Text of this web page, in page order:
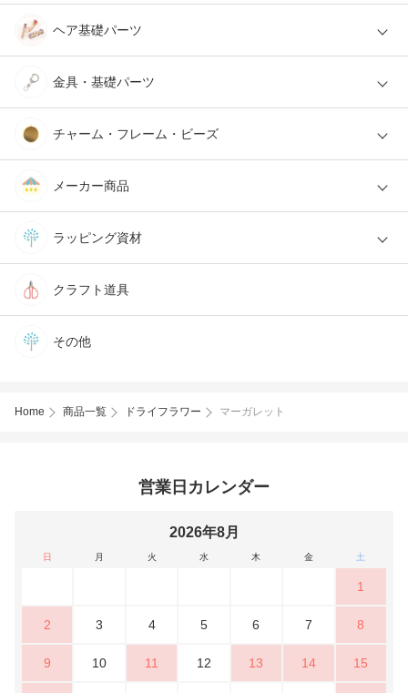
ヘア基礎パーツ
金具・基礎パーツ
チャーム・フレーム・ビーズ
メーカー商品
ラッピング資材
クラフト道具
その他
Home 商品一覧 ドライフラワー マーガレット
営業日カレンダー
2026年8月
日 月 火 水 木 金 土
1
2 3 4 5 6 7 8
9 10 11 12 13 14 15